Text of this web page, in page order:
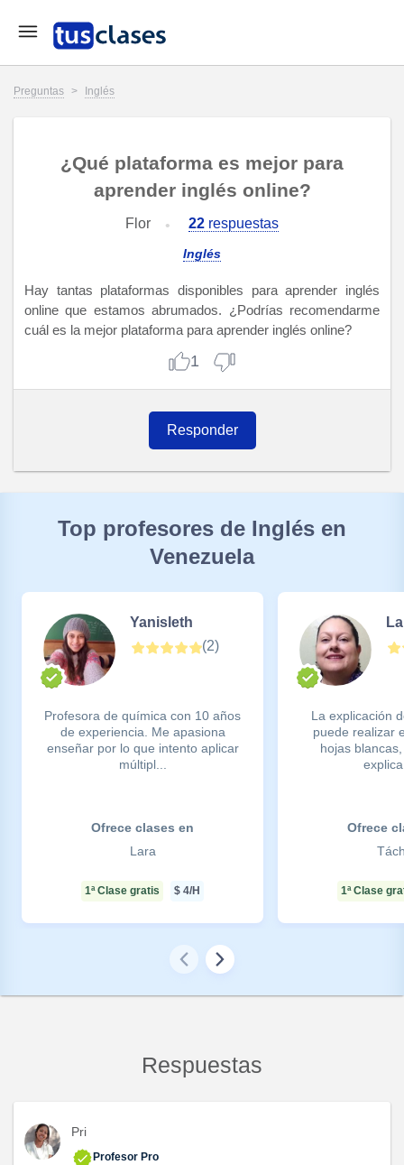
Preguntas > Inglés
¿Qué plataforma es mejor para
aprender inglés online?
Flor 22 respuestas
Inglés
Hay tantas plataformas disponibles para aprender inglés
online que estamos abrumados. ¿Podrías recomendarme
cuál es la mejor plataforma para aprender inglés online?
1
Responder
Top profesores de Inglés en
Venezuela
Yanisleth
(2)
Profesora de química con 10 años
de experiencia. Me apasiona
enseñar por lo que intento aplicar
múltipl...
Ofrece clases en
Lara
1ª Clase gratis $ 4/H
La explicación
puede realizar
hojas
Ofrece
1ª Clase
Respuestas
Pri
Profesor Pro